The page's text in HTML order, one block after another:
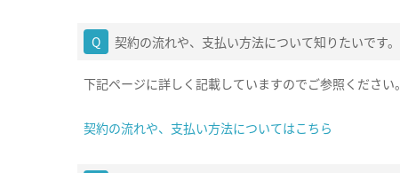
契約の流れや、支払い方法について知りたいです。
下記ページに詳しく記載していますのでご参照ください。
契約の流れや、支払い方法についてはこちら